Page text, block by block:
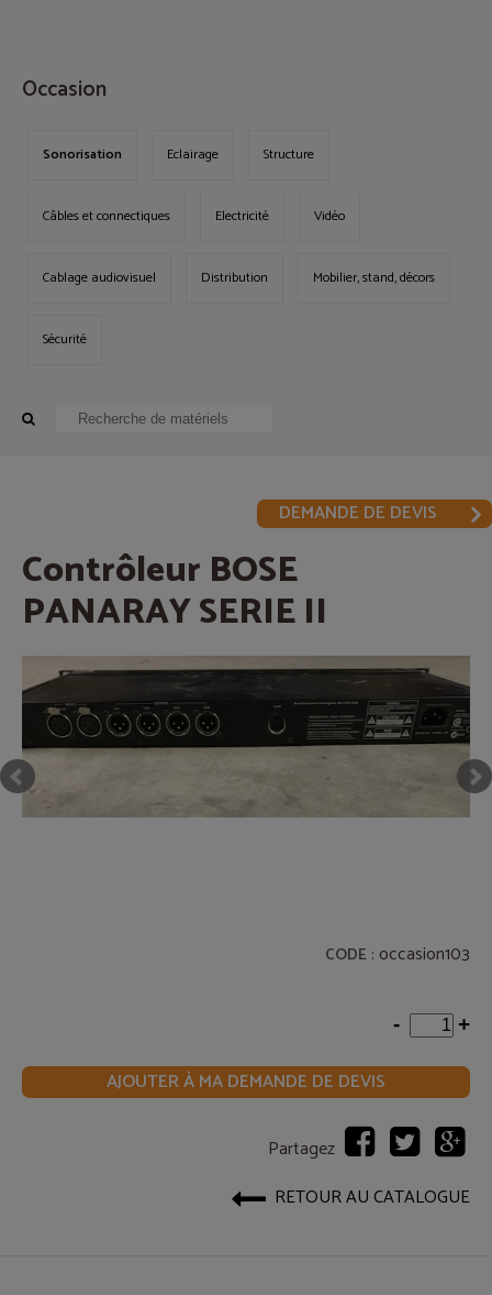
Occasion
Sonorisation Eclairage Structure
Câbles et connectiques Electricité Vidéo
Cablage audiovisuel Distribution Mobilier, stand, décors
Sécurité
DEMANDE DE DEVIS
Contrôleur BOSE
PANARAY SERIE II
CODE : occasion103
- +
AJOUTER À MA DEMANDE DE DEVIS
Partagez
RETOUR AU CATALOGUE